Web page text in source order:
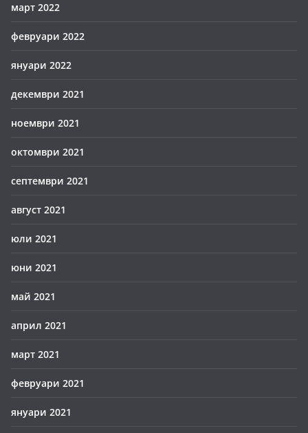
март 2022
февруари 2022
януари 2022
декември 2021
ноември 2021
октомври 2021
септември 2021
август 2021
юли 2021
юни 2021
май 2021
април 2021
март 2021
февруари 2021
януари 2021